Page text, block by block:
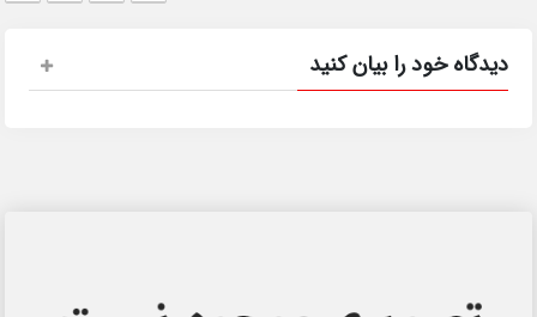
دیدگاه خود را بیان کنید